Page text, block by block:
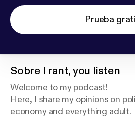
Prueba
Sobre I rant, you listen
Welcome to my podcast!
Here, I share my opinions on
economy and everything adult.